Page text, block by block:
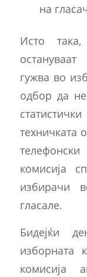
на
Исто
гужва во
одбор да
техничката
комисија
избирачи
гласале.
Бидејќи
изборната
комисија